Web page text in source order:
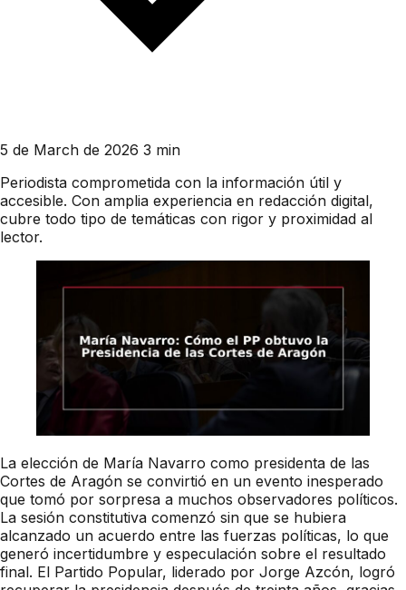
5 de March de 2026 3 min
Periodista comprometida con la información útil y
accesible. Con amplia experiencia en redacción digital,
cubre todo tipo de temáticas con rigor y proximidad al
lector.
La elección de María Navarro como presidenta de las
Cortes de Aragón se convirtió en un evento inesperado
que tomó por sorpresa a muchos observadores políticos.
La sesión constitutiva comenzó sin que se hubiera
alcanzado un acuerdo entre las fuerzas políticas, lo que
generó incertidumbre y especulación sobre el resultado
final. El Partido Popular, liderado por Jorge Azcón, logró